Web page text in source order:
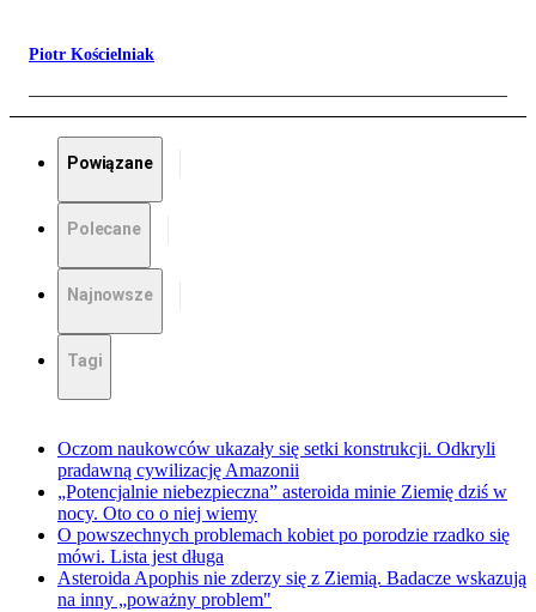
Piotr Kościelniak
Powiązane
Polecane
Najnowsze
Tagi
Oczom naukowców ukazały się setki konstrukcji. Odkryli
pradawną cywilizację Amazonii
„Potencjalnie niebezpieczna” asteroida minie Ziemię dziś w
nocy. Oto co o niej wiemy
O powszechnych problemach kobiet po porodzie rzadko się
mówi. Lista jest długa
Asteroida Apophis nie zderzy się z Ziemią. Badacze wskazują
na inny „poważny problem"